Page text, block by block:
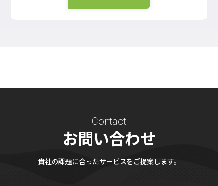
Contact
お問い合わせ
貴社の課題に合ったサービスをご提案します。